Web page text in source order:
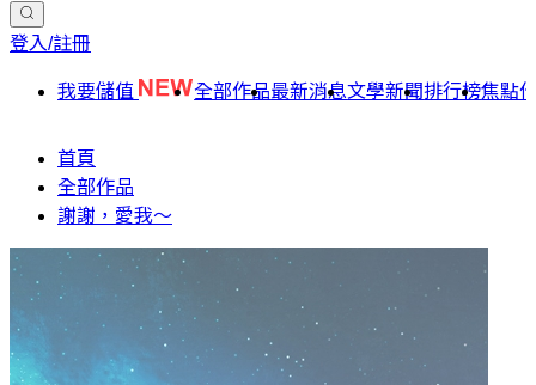
登入/註冊
我要儲值 全部作品最新消息文學新聞排行榜焦點
首頁
全部作品
謝謝，愛我～